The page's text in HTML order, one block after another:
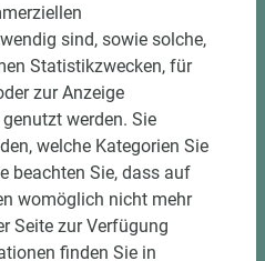
anfragen
sind, sowie solche,
Statistikzwecken, für
zur Anzeige
werden. Sie
welche Kategorien Sie
beachten Sie, dass auf
womöglich nicht mehr
Seite zur Verfügung
finden Sie in